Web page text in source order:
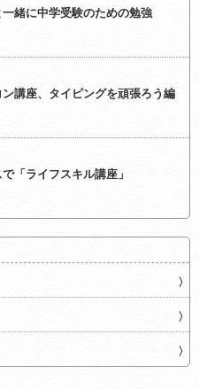
緒に中学受験のための勉強
講座、タイピングを頑張ろう編
「ライフスキル講座」